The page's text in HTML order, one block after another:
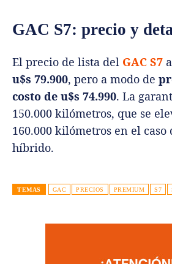
GAC S7: precio y
El precio de lista del GAC S7
u$s 79.900, pero a modo de
costo de u$s 74.990. La
150.000 kilómetros, que se
160.000 kilómetros en el caso
híbrido.
TEMAS GAC PRECIOS PREMIUM S7